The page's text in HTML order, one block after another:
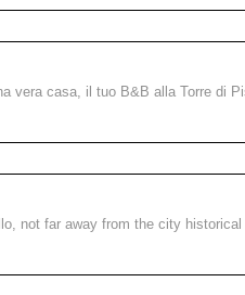
vera casa, il tuo B&B alla Torre di
not far away from the city historical